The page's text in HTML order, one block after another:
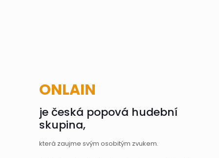
ONLAIN
je česká popová hudební
skupina,
která zaujme svým osobitým zvukem.